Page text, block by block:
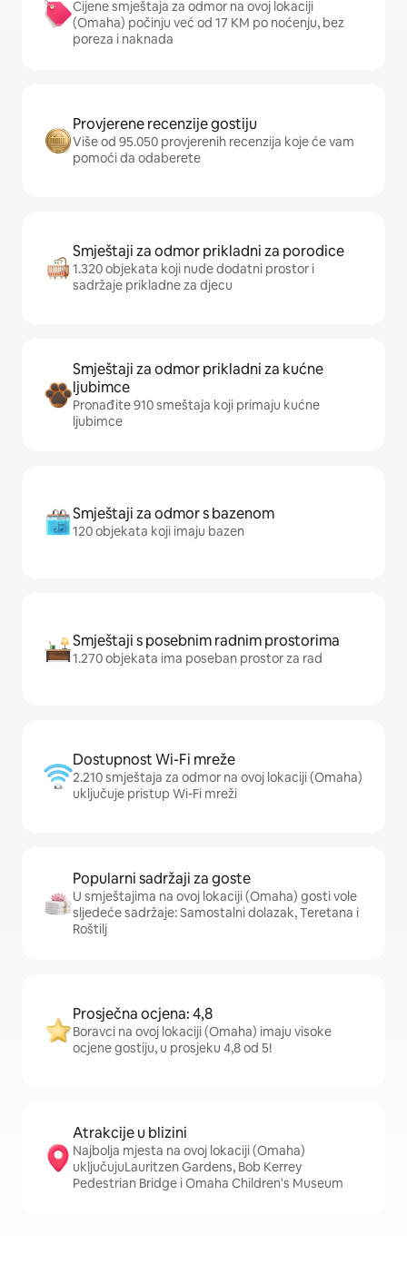
Cijene smještaja za odmor na ovoj lokaciji
(Omaha) počinju već od 17 KM po noćenju, bez
poreza i naknada
Provjerene recenzije gostiju
Više od 95.050 provjerenih recenzija koje će vam
pomoći da odaberete
Smještaji za odmor prikladni za porodice
1.320 objekata koji nude dodatni prostor i
sadržaje prikladne za djecu
Smještaji za odmor prikladni za kućne
ljubimce
Pronađite 910 smeštaja koji primaju kućne
ljubimce
Smještaji za odmor s bazenom
120 objekata koji imaju bazen
Smještaji s posebnim radnim prostorima
1.270 objekata ima poseban prostor za rad
Dostupnost Wi-Fi mreže
2.210 smještaja za odmor na ovoj lokaciji (Omaha)
uključuje pristup Wi-Fi mreži
Popularni sadržaji za goste
U smještajima na ovoj lokaciji (Omaha) gosti vole
sljedeće sadržaje: Samostalni dolazak, Teretana i
Roštilj
Prosječna ocjena: 4,8
Boravci na ovoj lokaciji (Omaha) imaju visoke
ocjene gostiju, u prosjeku 4,8 od 5!
Atrakcije u blizini
Najbolja mjesta na ovoj lokaciji (Omaha)
uključujuLauritzen Gardens, Bob Kerrey
Pedestrian Bridge i Omaha Children's Museum